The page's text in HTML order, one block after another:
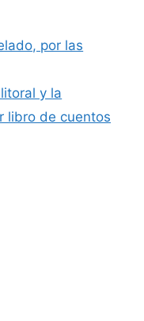
por las
y la
libro de cuentos